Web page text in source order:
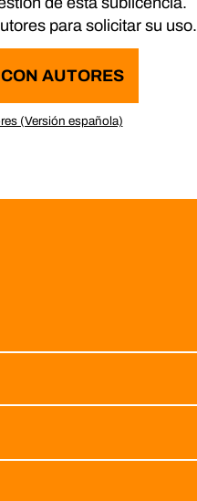
para solicitar su uso.
AUTORES
(Versión española)